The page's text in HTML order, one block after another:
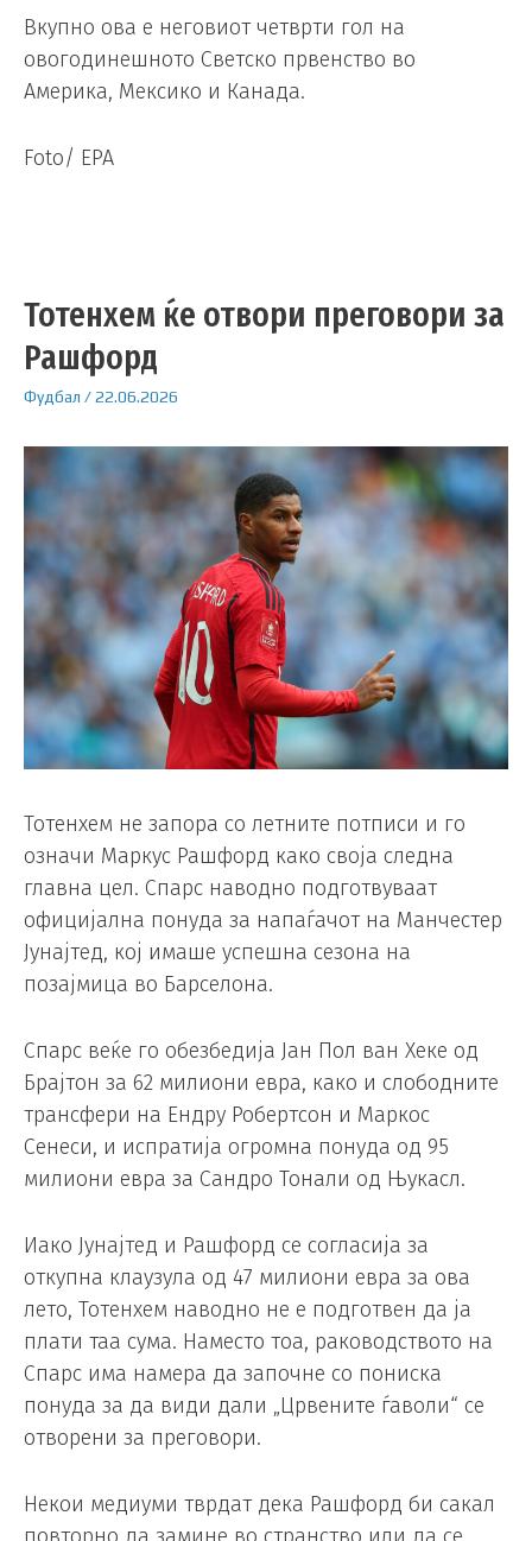
Вкупно ова е неговиот четврти гол на
овогодинешното Светско првенство во
Америка, Мексико и Канада.
Foto/ EPA
Тотенхем ќе отвори преговори за
Рашфорд
Фудбал /22.06.2026
Тотенхем не запора со летните потписи и го
означи Маркус Рашфорд како своја следна
главна цел. Спарс наводно подготвуваат
официјална понуда за напаѓачот на Манчестер
Јунајтед, кој имаше успешна сезона на
позајмица во Барселона.
Спарс веќе го обезбедија Јан Пол ван Хеке од
Брајтон за 62 милиони евра, како и слободните
трансфери на Ендру Робертсон и Маркос
Сенеси, и испратија огромна понуда од 95
милиони евра за Сандро Тонали од Њукасл.
Иако Јунајтед и Рашфорд се согласија за
откупна клаузула од 47 милиони евра за ова
лето, Тотенхем наводно не е подготвен да ја
плати таа сума. Наместо тоа, раководството на
Спарс има намера да започне со пониска
понуда за да види дали „Црвените ѓаволи“ се
отворени за преговори.
Некои медиуми тврдат дека Рашфорд би сакал
повторно да замине во странство или да се